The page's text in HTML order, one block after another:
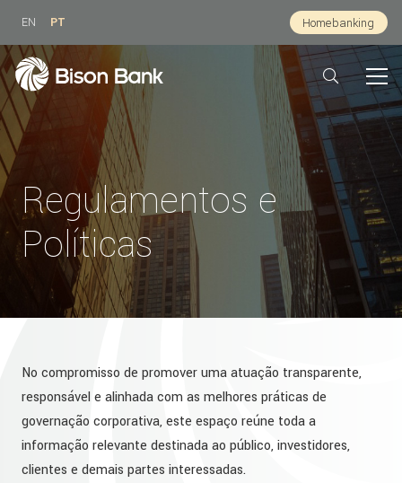
EN PT Homebanking
Regulamentos e
Políticas
No compromisso de promover uma atuação transparente,
responsável e alinhada com as melhores práticas de
governação corporativa, este espaço reúne toda a
informação relevante destinada ao público, investidores,
clientes e demais partes interessadas.